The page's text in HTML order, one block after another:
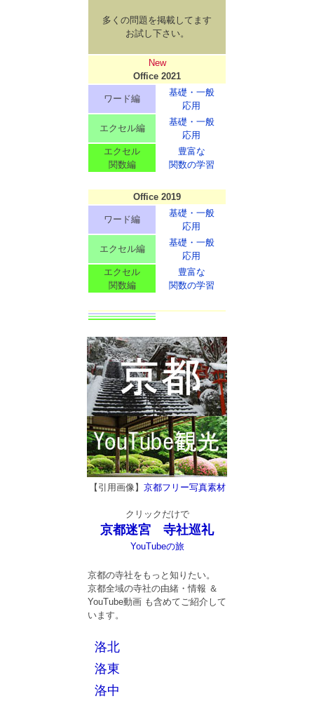
多くの問題を掲載してます
お試し下さい。
New
Office 2021
ワード編
基礎・一般
応用
エクセル編
基礎・一般
応用
エクセル
関数編
豊富な
関数の学習
Office 2019
ワード編
基礎・一般
応用
エクセル編
基礎・一般
応用
エクセル
関数編
豊富な
関数の学習
【引用画像】 京都フリー写真素材
クリックだけで
京都迷宮 寺社巡礼
YouTubeの旅
京都の寺社をもっと知りたい。
京都全域の寺社の由緒・情報 ＆
YouTube動画 も含めてご紹介して
います。
洛北
洛東
洛中